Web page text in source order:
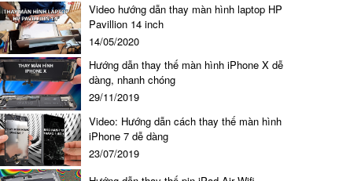
Video hướng dẫn thay màn hình laptop HP
Pavillion 14 inch
14/05/2020
Hướng dẫn thay thế màn hình iPhone X dễ
dàng, nhanh chóng
29/11/2019
Video: Hướng dẫn cách thay thế màn hình
iPhone 7 dễ dàng
23/07/2019